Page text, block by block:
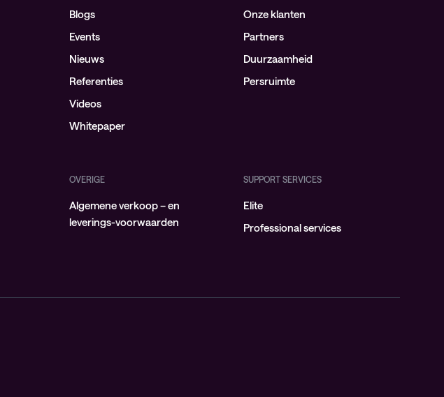
Blogs
Events
Nieuws
Referenties
Videos
Whitepaper
Onze klanten
Partners
Duurzaamheid
Persruimte
OVERIGE
Algemene verkoop – en
leverings-voorwaarden
SUPPORT SERVICES
Elite
Professional services